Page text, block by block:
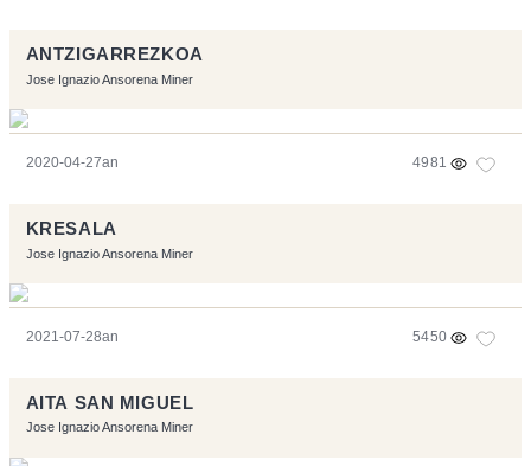
ANTZIGARREZKOA
Jose Ignazio Ansorena Miner
2020-04-27an 4981
KRESALA
Jose Ignazio Ansorena Miner
2021-07-28an 5450
AITA SAN MIGUEL
Jose Ignazio Ansorena Miner